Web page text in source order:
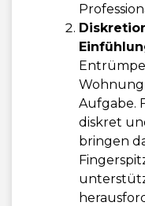
Wohnung
Aufgabe.
diskret
bringen